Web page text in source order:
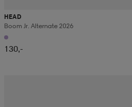
HEAD
Boom Jr. Alternate 2026
130,-